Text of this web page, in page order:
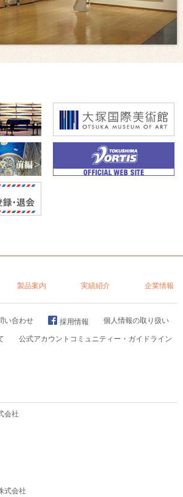
製品案内 実績紹介 企業情報
い合わせ 採用情報 個人情報の取り扱い
公式アカウントコミュニティー・ガイドライン
会社
式会社